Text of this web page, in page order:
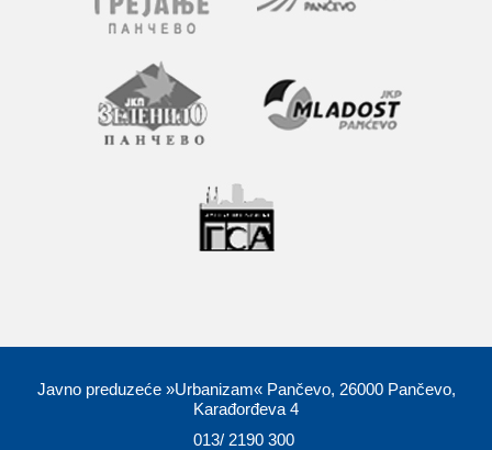
Javno preduzeće »Urbanizam« Pančevo, 26000 Pančevo,
Karađorđeva 4
013/ 2190 300